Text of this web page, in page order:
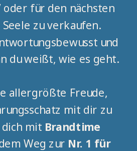
oder für den nächsten
Seele zu verkaufen.
und
du weißt, wie es geht.
allergrößte Freude,
mit dir zu
mit Brandtime
Weg zur Nr. 1 für